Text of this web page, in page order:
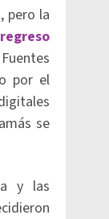
pero la
por el
se
y las